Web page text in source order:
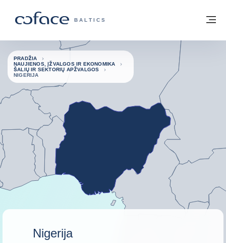
„COFACE“ FOR TRADE - GRUPĖS
BALTICS
Grįžti į pradžią
PRADŽIA
NAUJIENOS, ĮŽVALGOS IR EKONOMIKA
ŠALIŲ IR SEKTORIŲ APŽVALGOS
NIGERIJA
Nigerija